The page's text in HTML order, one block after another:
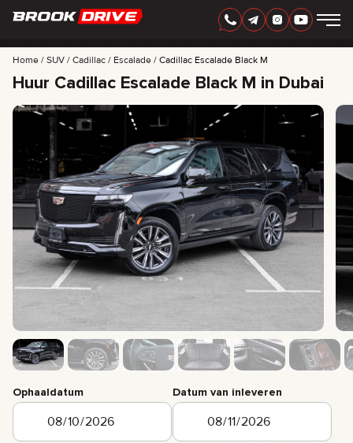
AED
AUTOMERK
HUURPERIODE
BEDSTE TILBUD
CERTIFICATES
BEOORDELINGEN
CONTACT
PARTNERSCHAP
HUUR-KOOP
+ 971 52 193 88 88
+ 7 925 283 88 88
Home SUV Cadillac Escalade Cadillac Escalade Black M
Huur Cadillac Escalade Black M in Dubai
Ophaaldatum Datum van inleveren